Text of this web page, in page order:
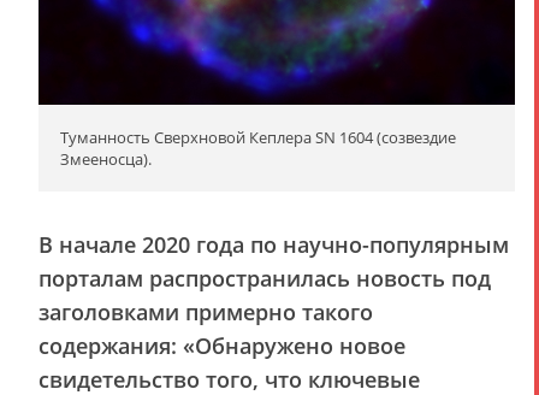
Туманность Сверхновой Кеплера SN 1604 (созвездие
Змееносца).
В начале 2020 года по научно-популярным
порталам распространилась новость под
заголовками примерно такого
содержания: «Обнаружено новое
свидетельство того, что ключевые